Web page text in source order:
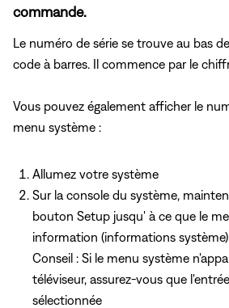
commande.
Le numéro de série se trouve au bas
code à barres. Il commence par le
Vous pouvez également afficher le
menu système :
Allumez votre système
Sur la console du système,
bouton Setup jusqu' à ce que le
information (informations
Conseil : Si le menu système
téléviseur, assurez-vous que
sélectionnée